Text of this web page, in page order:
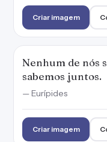
Criar imagem
Nenhum de nós
sabemos juntos.
— Eurípides
Criar imagem